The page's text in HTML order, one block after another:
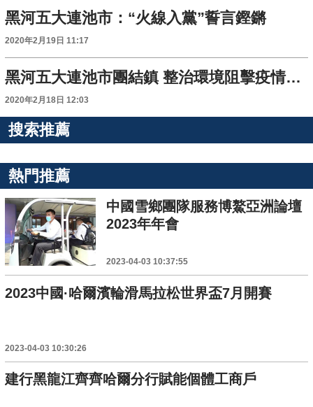
黑河五大連池市：“火線入黨”誓言鏗鏘
2020年2月19日 11:17
黑河五大連池市團結鎮 整治環境阻擊疫情傳播
2020年2月18日 12:03
搜索推薦
熱門推薦
中國雪鄉團隊服務博鰲亞洲論壇
2023年年會
2023-04-03 10:37:55
2023中國·哈爾濱輪滑馬拉松世界盃7月開賽
2023-04-03 10:30:26
建行黑龍江齊齊哈爾分行賦能個體工商戶